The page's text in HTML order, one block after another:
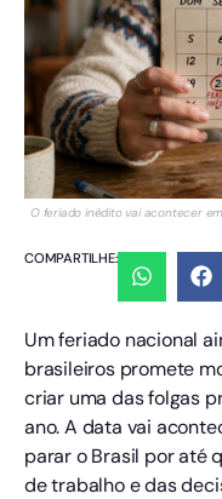
O feriado inédito vai acontecer
COMPARTILHE:
Um feriado nacional
brasileiros promete
criar uma das folgas
ano. A data vai
parar o Brasil por até
de trabalho e das